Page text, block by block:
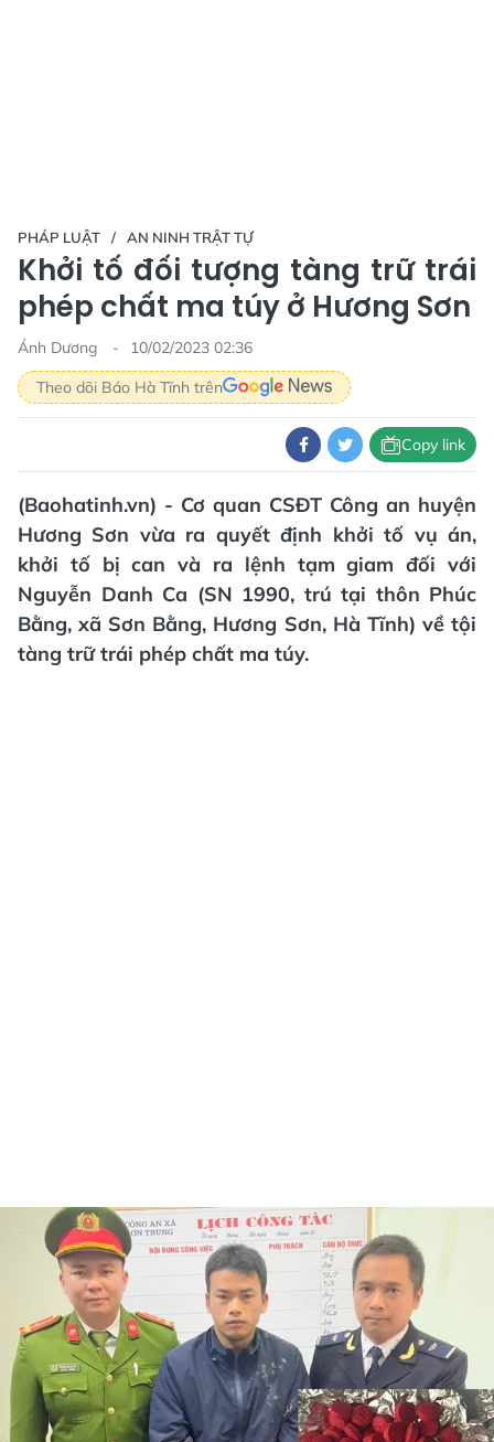
PHÁP LUẬT AN NINH TRẬT TỰ
Khởi tố đối tượng tàng trữ trái
phép chất ma túy ở Hương Sơn
Ánh Dương
10/02/2023 02:36
Theo dõi Báo Hà Tĩnh trên
Copy link
(Baohatinh.vn) - Cơ quan CSĐT Công an huyện
Hương Sơn vừa ra quyết định khởi tố vụ án,
khởi tố bị can và ra lệnh tạm giam đối với
Nguyễn Danh Ca (SN 1990, trú tại thôn Phúc
Bằng, xã Sơn Bằng, Hương Sơn, Hà Tĩnh) về tội
tàng trữ trái phép chất ma túy.